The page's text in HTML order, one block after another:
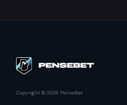
Copyright © 2026 PenseBet